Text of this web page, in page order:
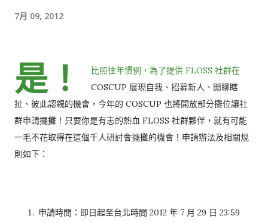
7月 09, 2012
是！
比照往年慣例，為了提供 FLOSS 社群在
COSCUP 展現自我、招募新人、閒聊瞎
扯、彼此認親的機會，今年的 COSCUP 也將開放部分攤位讓社
群申請擺攤！只要你是有志的熱血 FLOSS 社群夥伴，就有可能
一毛不花取得在這個千人研討會擺攤的機會！申請辦法及相關規
則如下：
申請時間：即日起至台北時間 2012 年 7 月 29 日 23:59